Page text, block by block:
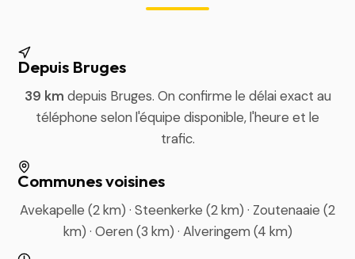
Depuis Bruges
39 km depuis Bruges. On confirme le délai exact au
téléphone selon l'équipe disponible, l'heure et le
trafic.
Communes voisines
Avekapelle (2 km) · Steenkerke (2 km) · Zoutenaaie (2
km) · Oeren (3 km) · Alveringem (4 km)